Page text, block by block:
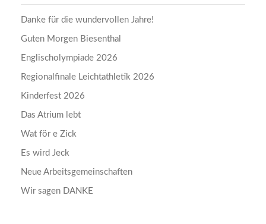
Danke für die wundervollen Jahre!
Guten Morgen Biesenthal
Englischolympiade 2026
Regionalfinale Leichtathletik 2026
Kinderfest 2026
Das Atrium lebt
Wat för e Zick
Es wird Jeck
Neue Arbeitsgemeinschaften
Wir sagen DANKE